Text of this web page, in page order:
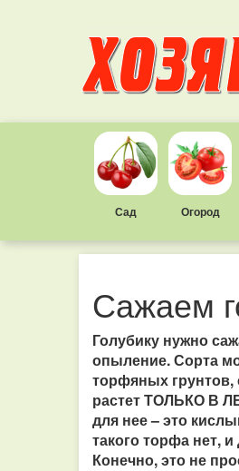
Сад Огород
Сажаем
Голубику нужно
опыление. Сорта
торфяных грунтов,
растет ТОЛЬКО В
для нее – это
такого торфа нет,
Конечно, это не